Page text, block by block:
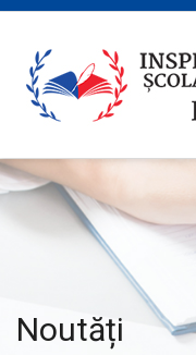
Noutăți